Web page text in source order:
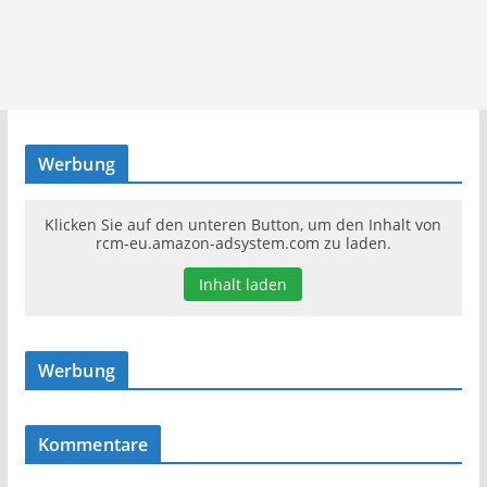
Werbung
Klicken Sie auf den unteren Button, um den Inhalt von
rcm-eu.amazon-adsystem.com zu laden.
Inhalt laden
Werbung
Kommentare